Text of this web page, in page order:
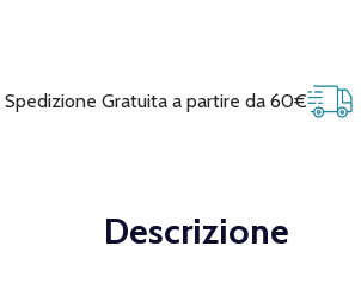
Spedizione Gratuita a partire da 60€
Descrizione